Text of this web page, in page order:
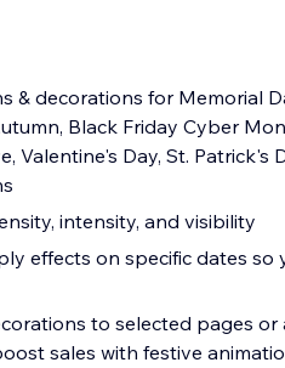
& decorations for Memorial
Black Friday Cyber
Valentine's Day, St. Patrick's
intensity, and visibility
effects on specific dates so
to selected pages or
sales with festive